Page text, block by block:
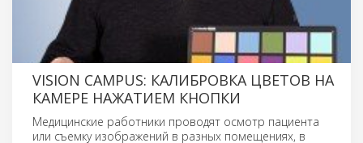
VISION CAMPUS: КАЛИБРОВКА ЦВЕТОВ НА
КАМЕРЕ НАЖАТИЕМ КНОПКИ
Медицинские работники проводят осмотр пациента
или съемку изображений в разных помещениях, в